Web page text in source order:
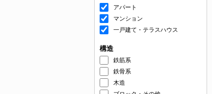
アパート
マンション
一戸建て・テラスハウス
構造
鉄筋系
鉄骨系
木造